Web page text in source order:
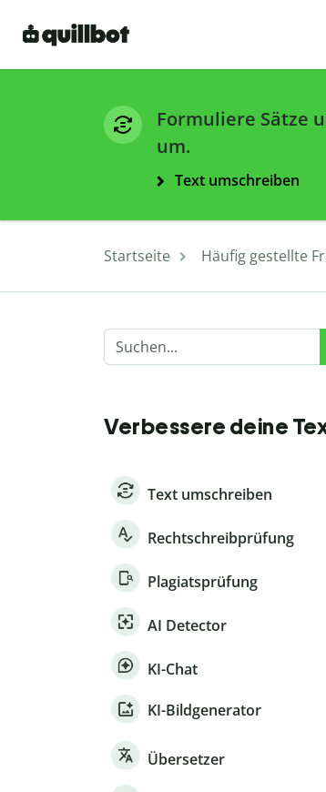
Formuliere Sätze
um.
Text umschreiben
Startseite Häufig gestellte
Verbessere deine
Text umschreiben
Rechtschreibprüfung
Plagiatsprüfung
AI Detector
KI-Chat
KI-Bildgenerator
Übersetzer